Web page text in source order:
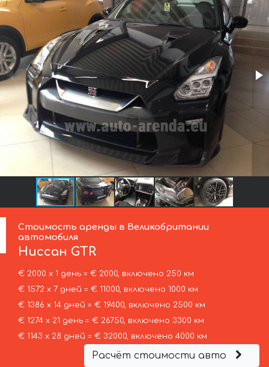
Стоимость аренды в Великобритании
автомобиля
Ниссан GTR
€ 2000 х 1 день = € 2000, включено 250 км
€ 1572 х 7 дней = € 11000, включено 1000 км
€ 1386 х 14 дней = € 19400, включено 2500 км
€ 1274 х 21 день = € 26750, включено 3300 км
€ 1143 х 28 дней = € 32000, включено 4000 км
Расчёт стоимости авто